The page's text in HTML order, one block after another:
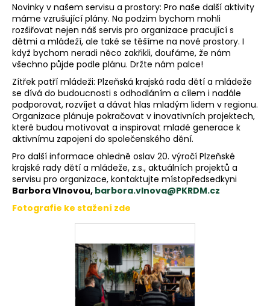
Novinky v našem servisu a prostory: Pro naše další aktivity
máme vzrušující plány. Na podzim bychom mohli
rozšiřovat nejen náš servis pro organizace pracující s
dětmi a mládeží, ale také se těšíme na nové prostory. I
když bychom neradi něco zakřikli, doufáme, že nám
všechno půjde podle plánu. Držte nám palce!
Zítřek patří mládeži: Plzeňská krajská rada dětí a mládeže
se dívá do budoucnosti s odhodláním a cílem i nadále
podporovat, rozvíjet a dávat hlas mladým lidem v regionu.
Organizace plánuje pokračovat v inovativních projektech,
které budou motivovat a inspirovat mladé generace k
aktivnímu zapojení do společenského dění.
Pro další informace ohledně oslav 20. výročí Plzeňské
krajské rady dětí a mládeže, z.s., aktuálních projektů a
servisu pro organizace, kontaktujte místopředsedkyni
Barbora Vlnovou, barbora.vlnova@PKRDM.cz
Fotografie ke stažení zde